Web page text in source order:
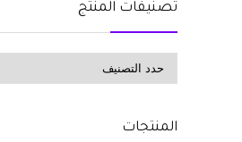
تصنيفات المنتج
المنتجات